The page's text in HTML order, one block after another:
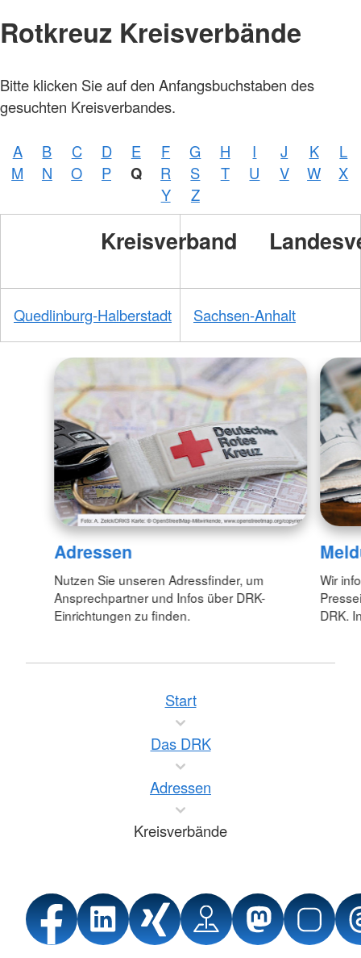
Rotkreuz Kreisverbände
Bitte klicken Sie auf den Anfangsbuchstaben des
gesuchten Kreisverbandes.
A B C D E F G H I J K
L
M
N O P Q R S T U V W
X
Y
Z
Kreisverband
Quedlinburg-Halberstadt Sachsen-Anhalt
Adressen
Nutzen Sie unseren Adressfinder, um
Ansprechpartner und Infos über DRK-
Einrichtungen zu finden.
Wir
DRK.
Start
Das DRK
Adressen
Kreisverbände